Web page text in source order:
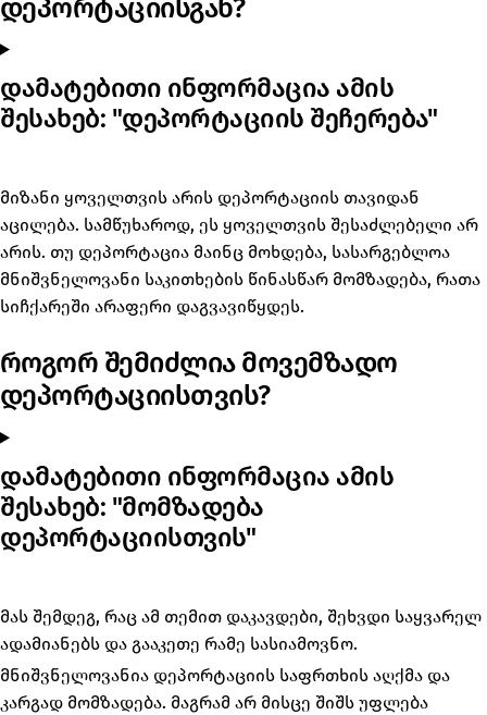
დეპორტაციისგან?
დამატებითი ინფორმაცია ამის
შესახებ: "დეპორტაციის შეჩერება"
მიზანი ყოველთვის არის დეპორტაციის თავიდან
აცილება. სამწუხაროდ, ეს ყოველთვის შესაძლებელი არ
არის. თუ დეპორტაცია მაინც მოხდება, სასარგებლოა
მნიშვნელოვანი საკითხების წინასწარ მომზადება, რათა
სიჩქარეში არაფერი დაგვავიწყდეს.
როგორ შემიძლია მოვემზადო
დეპორტაციისთვის?
დამატებითი ინფორმაცია ამის
შესახებ: "მომზადება
დეპორტაციისთვის"
მას შემდეგ, რაც ამ თემით დაკავდები, შეხვდი საყვარელ
ადამიანებს და გააკეთე რამე სასიამოვნო.
მნიშვნელოვანია დეპორტაციის საფრთხის აღქმა და
კარგად მომზადება. მაგრამ არ მისცე შიშს უფლება